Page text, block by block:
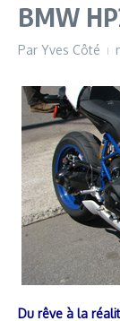
BMW
Par Yves Côté
Du rêve à la